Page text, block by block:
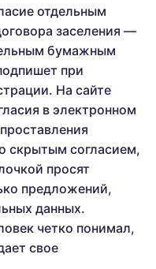
отдельным
заселения —
бумажным
при
На сайте
в электронном
скрытым согласием,
просят
предложений,
данных.
четко понимал,
свое